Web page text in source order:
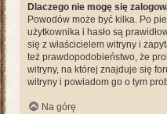
Dlaczego nie mogę się
Powodów może być kilka. Po
użytkownika i hasło są
się z właścicielem witryny i
też prawdopodobieństwo, że
witryny, na której znajduje się
witryny i powiadom go o tym
Na górę